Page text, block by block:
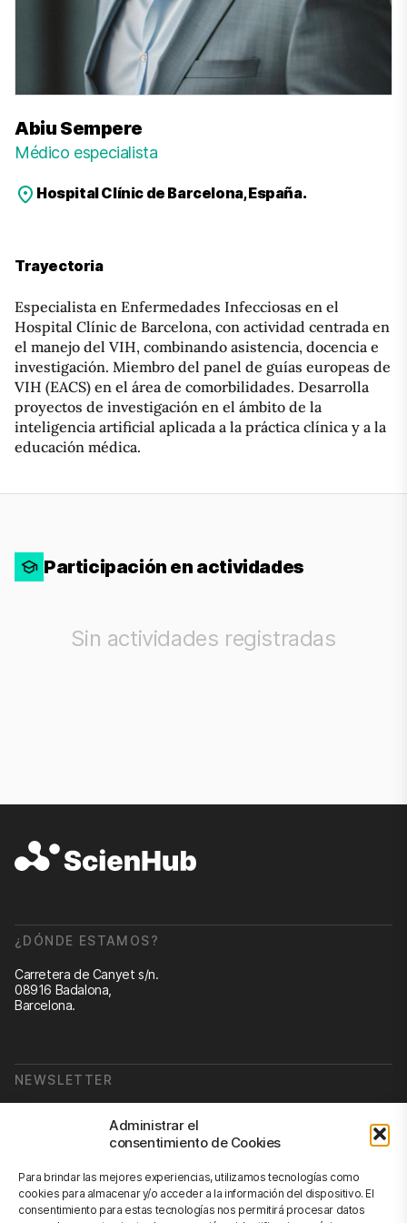
Administrar el
consentimiento de Cookies
Para brindar las mejores experiencias, utilizamos tecnologías como
cookies para almacenar y/o acceder a la información del dispositivo. El
consentimiento para estas tecnologías nos permitirá procesar datos
Abiu Sempere
Médico especialista
Hospital Clínic de Barcelona, España.
Trayectoria
Especialista en Enfermedades Infecciosas en el
Hospital Clínic de Barcelona, con actividad centrada en
el manejo del VIH, combinando asistencia, docencia e
investigación. Miembro del panel de guías europeas de
VIH (EACS) en el área de comorbilidades. Desarrolla
proyectos de investigación en el ámbito de la
inteligencia artificial aplicada a la práctica clínica y a la
educación médica.
Participación en actividades
Sin actividades registradas
¿DÓNDE ESTAMOS?
Carretera de Canyet s/n.
08916 Badalona,
Barcelona.
NEWSLETTER